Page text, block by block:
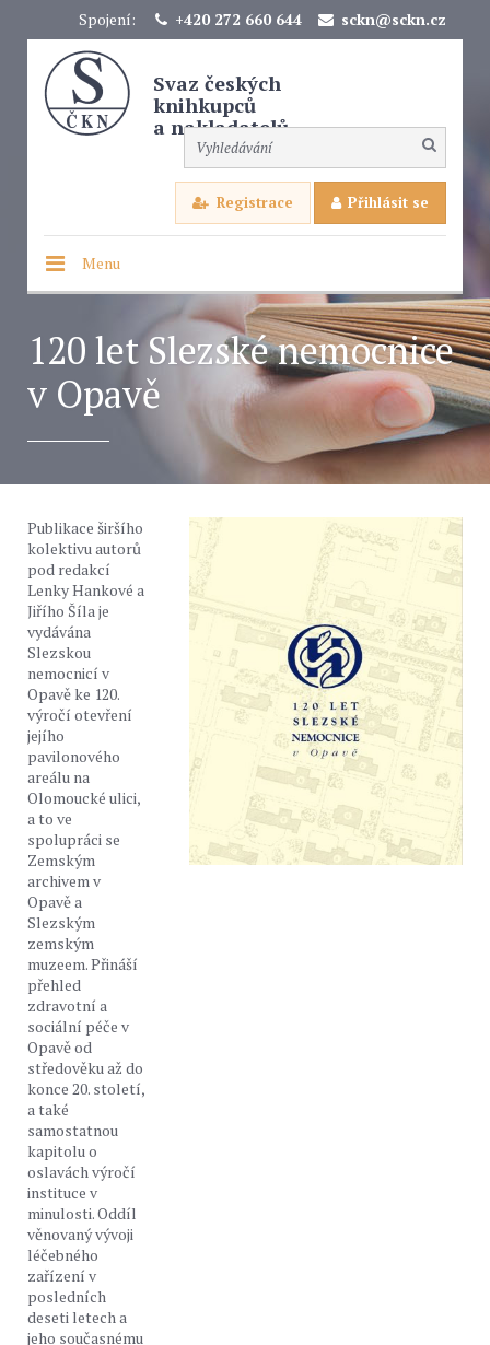
Spojení: +420 272 660 644 sckn@sckn.cz
Svaz českých
knihkupců
a nakladatelů
Registrace Přihlásit se
Menu
120 let Slezské nemocnice
v Opavě
Publikace širšího
kolektivu autorů
pod redakcí
Lenky Hankové a
Jiřího Šíla je
vydávána
Slezskou
nemocnicí v
Opavě ke 120.
výročí otevření
jejího
pavilonového
areálu na
Olomoucké ulici,
a to ve
spolupráci se
Zemským
archivem v
Opavě a
Slezským
zemským
muzeem. Přináší
přehled
zdravotní a
sociální péče v
Opavě od
středověku až do
konce 20. století,
a také
samostatnou
kapitolu o
oslavách výročí
instituce v
minulosti. Oddíl
věnovaný vývoji
léčebného
zařízení v
posledních
deseti letech a
jeho současnému